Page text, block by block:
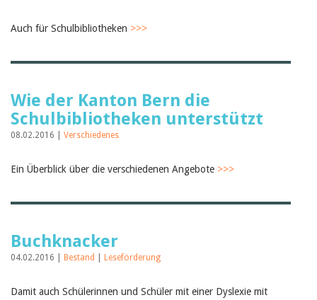
Auch für Schulbibliotheken >>>
Wie der Kanton Bern die
Schulbibliotheken unterstützt
08.02.2016 | Verschiedenes
Ein Überblick über die verschiedenen Angebote >>>
Buchknacker
04.02.2016 | Bestand Leseförderung
Damit auch Schülerinnen und Schüler mit einer Dyslexie mit